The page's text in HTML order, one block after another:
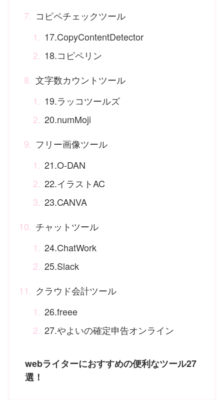
コピペチェックツール
17.CopyContentDetector
18.コピペリン
文字数カウントツール
19.ラッコツールズ
20.numMoji
フリー画像ツール
21.O-DAN
22.イラストAC
23.CANVA
チャットツール
24.ChatWork
25.Slack
クラウド会計ツール
26.freee
27.やよいの確定申告オンライン
webライターにおすすめの便利なツール27
選！